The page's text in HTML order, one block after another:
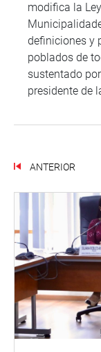
modifica la
definiciones y
poblados de
sustentado
presidente de
ANTERIOR